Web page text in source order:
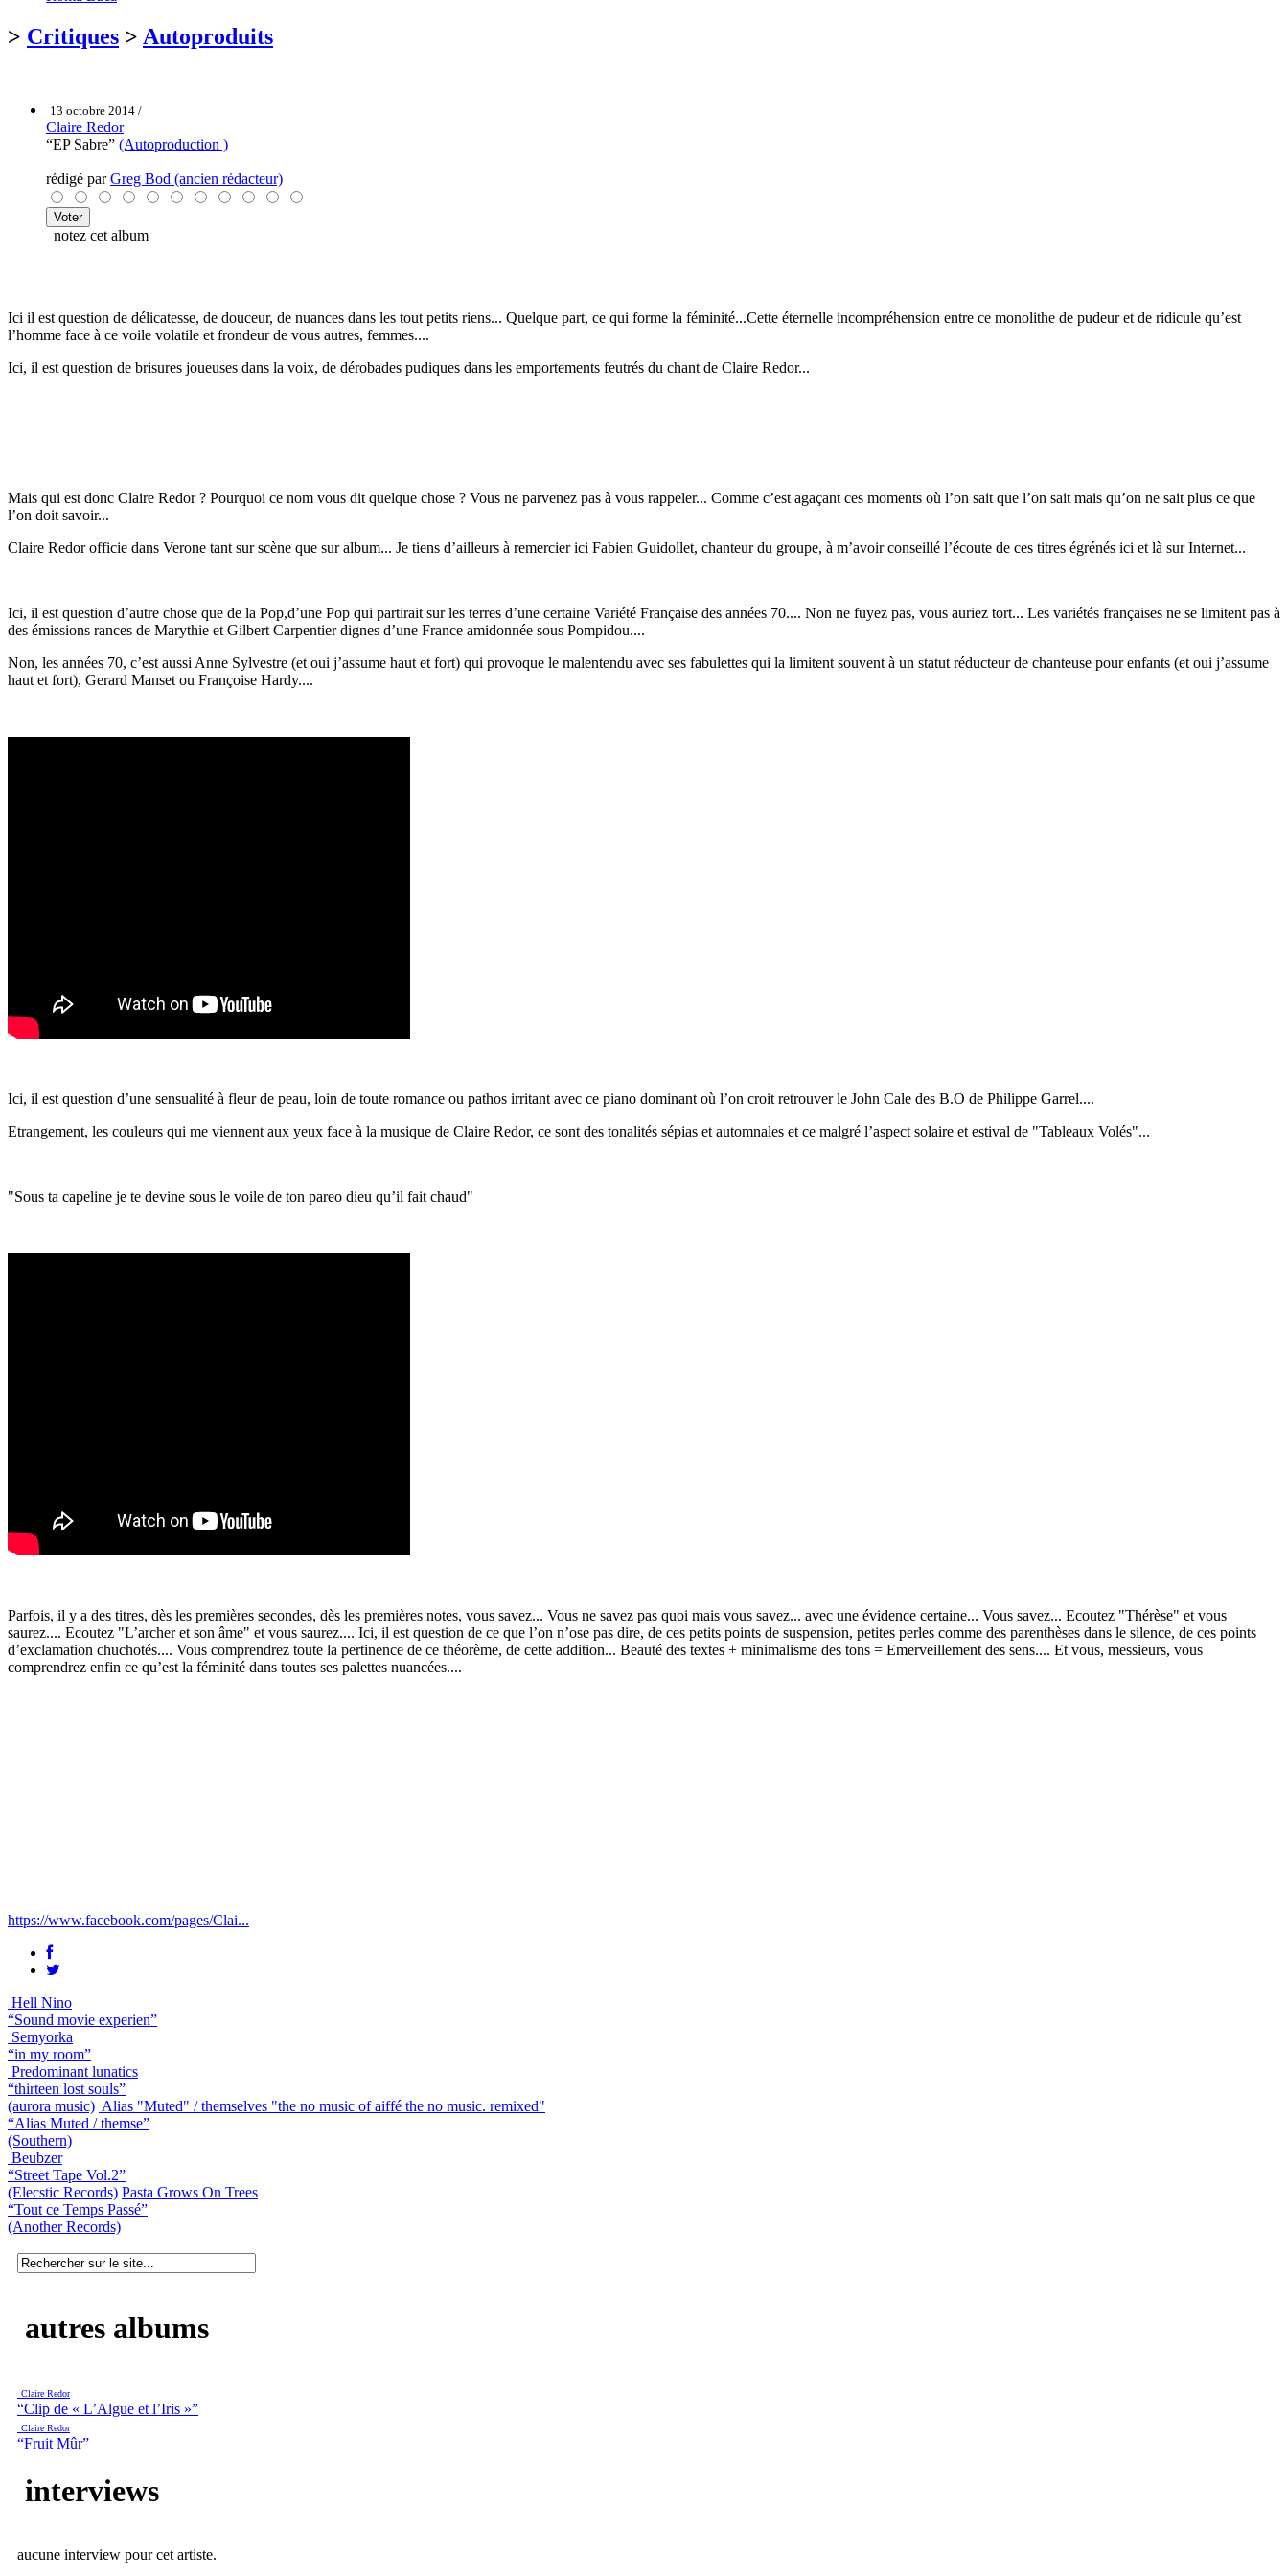
> Critiques > Autoproduits
13 octobre 2014 /
Claire Redor
“EP Sabre” (Autoproduction )
rédigé parGreg Bod (ancien rédacteur)
notez cet album
Ici il est question de délicatesse, de douceur, de nuances dans les tout petits riens... Quelque part, ce qui forme la féminité...Cette éternelle incompréhension entre ce monolithe de pudeur et de ridicule qu’est
l’homme face à ce voile volatile et frondeur de vous autres, femmes....
Ici, il est question de brisures joueuses dans la voix, de dérobades pudiques dans les emportements feutrés du chant de Claire Redor...
Mais qui est donc Claire Redor ? Pourquoi ce nom vous dit quelque chose ? Vous ne parvenez pas à vous rappeler... Comme c’est agaçant ces moments où l’on sait que l’on sait mais qu’on ne sait plus ce que
l’on doit savoir...
Claire Redor officie dans Verone tant sur scène que sur album... Je tiens d’ailleurs à remercier ici Fabien Guidollet, chanteur du groupe, à m’avoir conseillé l’écoute de ces titres égrénés ici et là sur Internet...
Ici, il est question d’autre chose que de la Pop,d’une Pop qui partirait sur les terres d’une certaine Variété Française des années 70.... Non ne fuyez pas, vous auriez tort... Les variétés françaises ne se limitent pas à
des émissions rances de Marythie et Gilbert Carpentier dignes d’une France amidonnée sous Pompidou....
Non, les années 70, c’est aussi Anne Sylvestre (et oui j’assume haut et fort) qui provoque le malentendu avec ses fabulettes qui la limitent souvent à un statut réducteur de chanteuse pour enfants (et oui j’assume
haut et fort), Gerard Manset ou Françoise Hardy....
Ici, il est question d’une sensualité à fleur de peau, loin de toute romance ou pathos irritant avec ce piano dominant où l’on croit retrouver le John Cale des B.O de Philippe Garrel....
Etrangement, les couleurs qui me viennent aux yeux face à la musique de Claire Redor, ce sont des tonalités sépias et automnales et ce malgré l’aspect solaire et estival de "Tableaux Volés"...
"Sous ta capeline je te devine sous le voile de ton pareo dieu qu’il fait chaud"
Parfois, il y a des titres, dès les premières secondes, dès les premières notes, vous savez... Vous ne savez pas quoi mais vous savez... avec une évidence certaine... Vous savez... Ecoutez "Thérèse" et vous
saurez.... Ecoutez "L’archer et son âme" et vous saurez.... Ici, il est question de ce que l’on n’ose pas dire, de ces petits points de suspension, petites perles comme des parenthèses dans le silence, de ces points
d’exclamation chuchotés.... Vous comprendrez toute la pertinence de ce théorème, de cette addition... Beauté des textes + minimalisme des tons = Emerveillement des sens.... Et vous, messieurs, vous
comprendrez enfin ce qu’est la féminité dans toutes ses palettes nuancées....
https://www.facebook.com/pages/Clai...
Hell Nino
“Sound movie experien”
Semyorka
“in my room”
Predominant lunatics
“thirteen lost souls”
(aurora music) Alias "Muted" / themselves "the no music of aiffé the no music. remixed"
“Alias Muted / themse”
(Southern)
Beubzer
“Street Tape Vol.2”
(Elecstic Records) Pasta Grows On Trees
“Tout ce Temps Passé”
(Another Records)
autres albums
Claire Redor
“Clip de « L’Algue et l’Iris »”
Claire Redor
“Fruit Mûr”
interviews
aucune interview pour cet artiste.